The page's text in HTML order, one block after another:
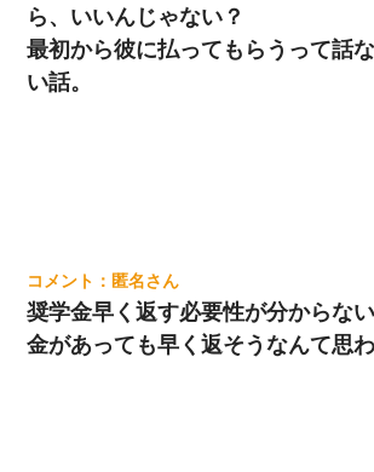
ら、いいんじゃない？
最初から彼に払ってもらうって話
い話。
匿名
奨学金早く返す必要性が分からな
金があっても早く返そうなんて思わ